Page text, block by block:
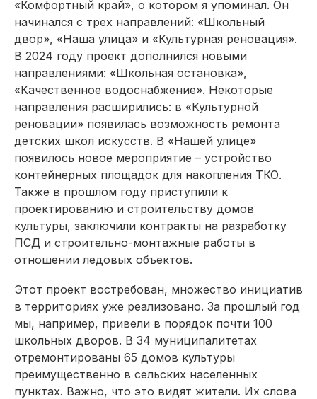
«Комфортный край», о котором я упоминал. Он
начинался с трех направлений: «Школьный
двор», «Наша улица» и «Культурная реновация».
В 2024 году проект дополнился новыми
направлениями: «Школьная остановка»,
«Качественное водоснабжение». Некоторые
направления расширились: в «Культурной
реновации» появилась возможность ремонта
детских школ искусств. В «Нашей улице»
появилось новое мероприятие – устройство
контейнерных площадок для накопления ТКО.
Также в прошлом году приступили к
проектированию и строительству домов
культуры, заключили контракты на разработку
ПСД и строительно-монтажные работы в
отношении ледовых объектов.
Этот проект востребован, множество инициатив
в территориях уже реализовано. За прошлый год
мы, например, привели в порядок почти 100
школьных дворов. В 34 муниципалитетах
отремонтированы 65 домов культуры
преимущественно в сельских населенных
пунктах. Важно, что это видят жители. Их слова